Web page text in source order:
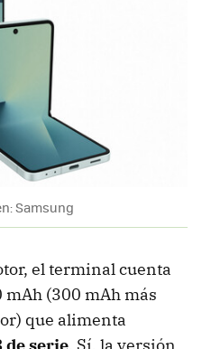
Samsung
el terminal cuenta
(300 mAh más
que alimenta
de serie. Sí, la versión